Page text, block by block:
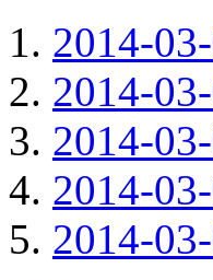
2014-
2014-
2014-
2014-
2014-